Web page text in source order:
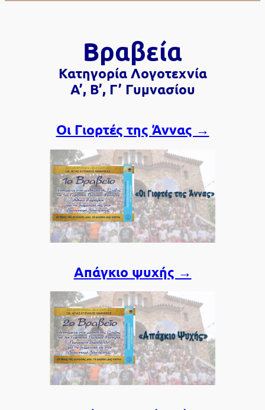
Βραβεία
Κατηγορία Λογοτεχνία
Α’, Β’, Γ’ Γυμνασίου
Οι Γιορτές της Άννας →
Απάγκιο ψυχής →